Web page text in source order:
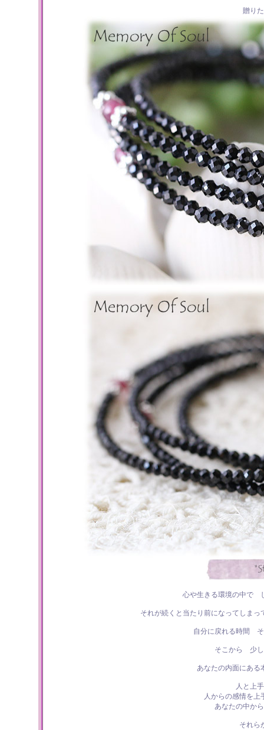
贈り
心や生きる環境の中で
それが続くと当たり前になってしま
自分に戻れる時間 そ
そこから 少
あなたの内面にある
人と上
人からの感情を上
あなたの中か
それら